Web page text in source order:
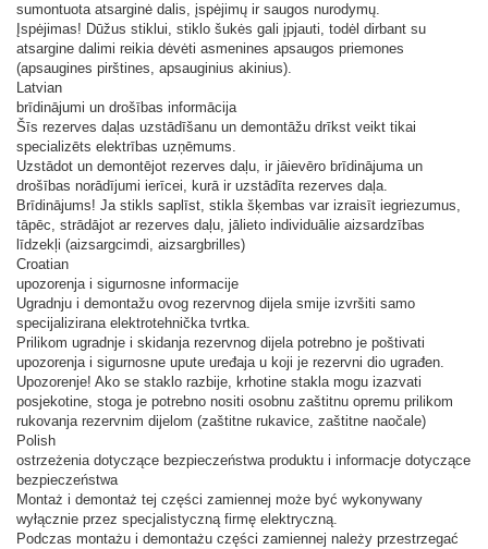
sumontuota atsarginė dalis, įspėjimų ir saugos nurodymų.
Įspėjimas! Dūžus stiklui, stiklo šukės gali įpjauti, todėl dirbant su
atsargine dalimi reikia dėvėti asmenines apsaugos priemones
(apsaugines pirštines, apsauginius akinius).
Latvian
brīdinājumi un drošības informācija
Šīs rezerves daļas uzstādīšanu un demontāžu drīkst veikt tikai
specializēts elektrības uzņēmums.
Uzstādot un demontējot rezerves daļu, ir jāievēro brīdinājuma un
drošības norādījumi ierīcei, kurā ir uzstādīta rezerves daļa.
Brīdinājums! Ja stikls saplīst, stikla šķembas var izraisīt iegriezumus,
tāpēc, strādājot ar rezerves daļu, jālieto individuālie aizsardzības
līdzekļi (aizsargcimdi, aizsargbrilles)
Croatian
upozorenja i sigurnosne informacije
Ugradnju i demontažu ovog rezervnog dijela smije izvršiti samo
specijalizirana elektrotehnička tvrtka.
Prilikom ugradnje i skidanja rezervnog dijela potrebno je poštivati ​​
upozorenja i sigurnosne upute uređaja u koji je rezervni dio ugrađen.
Upozorenje! Ako se staklo razbije, krhotine stakla mogu izazvati
posjekotine, stoga je potrebno nositi osobnu zaštitnu opremu prilikom
rukovanja rezervnim dijelom (zaštitne rukavice, zaštitne naočale)
Polish
ostrzeżenia dotyczące bezpieczeństwa produktu i informacje dotyczące
bezpieczeństwa
Montaż i demontaż tej części zamiennej może być wykonywany
wyłącznie przez specjalistyczną firmę elektryczną.
Podczas montażu i demontażu części zamiennej należy przestrzegać